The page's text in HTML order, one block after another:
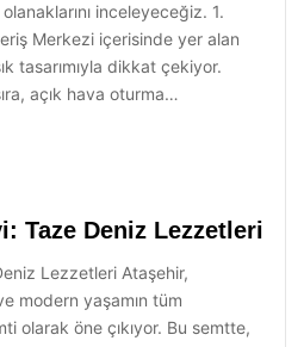
inceleyeceğiz. 1.
Merkezi içerisinde yer alan
tasarımıyla dikkat çekiyor.
açık hava oturma…
Taze Deniz Lezzetleri
Lezzetleri Ataşehir,
modern yaşamın tüm
olarak öne çıkıyor. Bu semtte,